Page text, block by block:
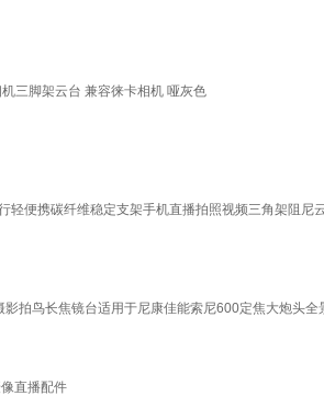
三脚架云台 兼容徕卡相机 哑灰色
便携碳纤维稳定支架手机直播拍照视频三角架阻尼
拍鸟长焦镜台适用于尼康佳能索尼600定焦大炮头全
直播配件